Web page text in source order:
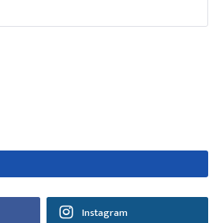
Instagram